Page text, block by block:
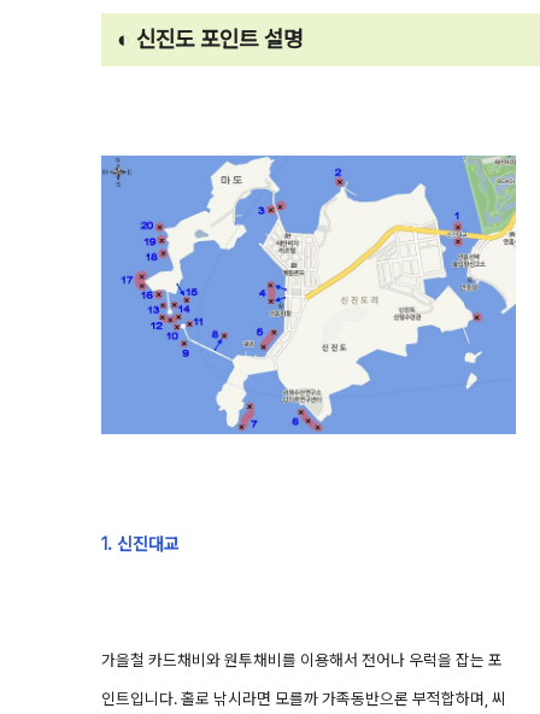
◐ 신진도 포인트 설명
1. 신진대교
가을철 카드채비와 원투채비를 이용해서 전어나 우럭을 잡는 포
인트입니다. 홀로 낚시라면 모를까 가족동반으론 부적합하며, 씨